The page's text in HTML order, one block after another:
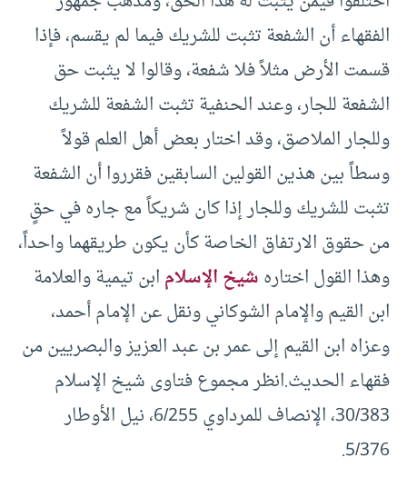
الفقهاء أن الشفعة تثبت للشريك فيما لم يقسم، فإذا
قسمت الأرض مثلاً فلا شفعة، وقالوا لا يثبت حق
الشفعة للجار، وعند الحنفية تثبت الشفعة للشريك
وللجار الملاصق، وقد اختار بعض أهل العلم قولاً
وسطاً بين هذين القولين السابقين فقرروا أن الشفعة
تثبت للشريك وللجار إذا كان شريكاً مع جاره في حقٍ
من حقوق الارتفاق الخاصة كأن يكون طريقهما واحداً،
وهذا القول اختارهشيخ الإسلامابن تيمية والعلامة
ابن القيم والإمام الشوكاني ونقل عن الإمام أحمد،
وعزاه ابن القيم إلى عمر بن عبد العزيز والبصريين من
فقهاء الحديث.انظر مجموع فتاوى شيخ الإسلام
30/383، الإنصاف للمرداوي 6/255، نيل الأوطار
5/376.